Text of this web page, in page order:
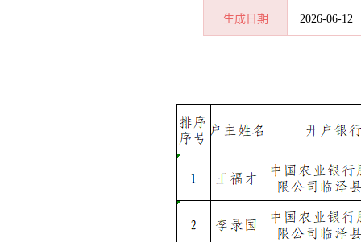
生成日期 2026-06-12